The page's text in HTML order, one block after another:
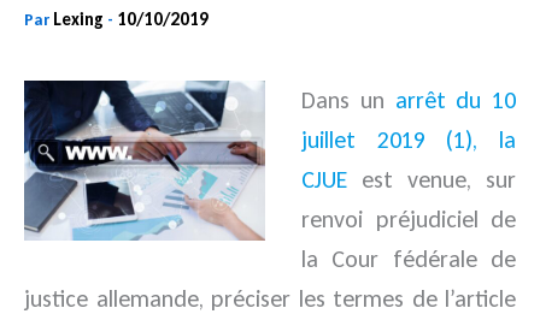
Par Lexing - 10/10/2019
Dans un arrêt du 10
juillet 2019 (1), la
CJUE est venue, sur
renvoi préjudiciel de
la Cour fédérale de
justice allemande, préciser les termes de l’article